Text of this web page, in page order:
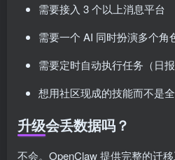
需要接入 3 个以上消息平台
需要一个 AI 同时扮演多个角
需要定时自动执行任务（日
想用社区现成的技能而不是
升级会丢数据吗？
不会。OpenClaw 提供完整的迁